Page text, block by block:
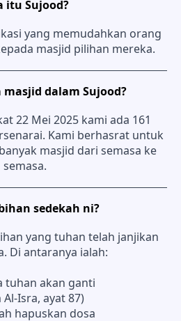
itu Sujood?
yang memudahkan orang
masjid pilihan mereka.
masjid dalam Sujood?
22 Mei 2025 kami ada 161
Kami berhasrat untuk
masjid dari semasa ke
semasa.
sedekah ni?
yang tuhan telah janjikan
Di antaranya ialah:
tuhan akan ganti
Al-Isra, ayat 87)
hapuskan dosa